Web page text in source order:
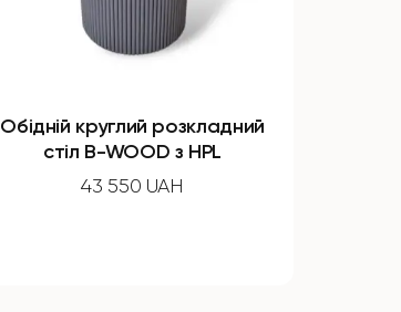
Обідній круглий розкладний
стіл B-WOOD з HPL
43 550 UAH